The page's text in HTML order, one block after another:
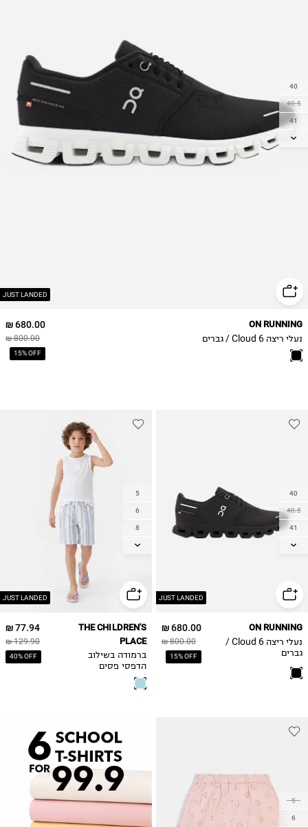
JUST LANDED
40
40.5
41
42
48
50
680.00 ₪
800.00 ₪
15% OFF
ON RUNNING
נעלי ריצה Cloud 6 / גברים
JUST LANDED
40
40.5
41
42
44
45
50
680.00 ₪
800.00 ₪
15% OFF
ON RUNNING
נעלי ריצה Cloud 6 /
גברים
JUST LANDED
5
6
8
10
77.94 ₪
129.90 ₪
40% OFF
THE CHILDREN'S
PLACE
ברמודה בשילוב
הדפסי פסים
5
6